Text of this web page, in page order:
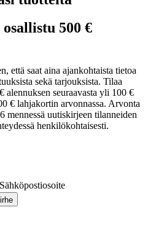
500 €
että saat aina ajankohtaista tietoa
sekä tarjouksista. Tilaa
alennuksen seuraavasta yli 100 €
€ lahjakortin arvonnassa. Arvonta
mennessä uutiskirjeen tilanneiden
henkilökohtaisesti.
Sähköpostiosoite